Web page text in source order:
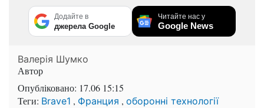
Додайте в
джерела Google
Читайте нас у
Google News
Валерія Шумко
Автор
Опубліковано: 17.06 15:15
Теги: Brave1 , Франция , оборонні технології